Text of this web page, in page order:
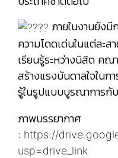
ภายในงานยังมี
ความโดดเด่นในแต่ละ
เรียนรู้ระหว่างนิสิต ค
สร้างแรงบันดาลใจใน
รู้ในรูปแบบบูรณาการกั
ภาพบรรยากาศ
: https://
usp=drive_link